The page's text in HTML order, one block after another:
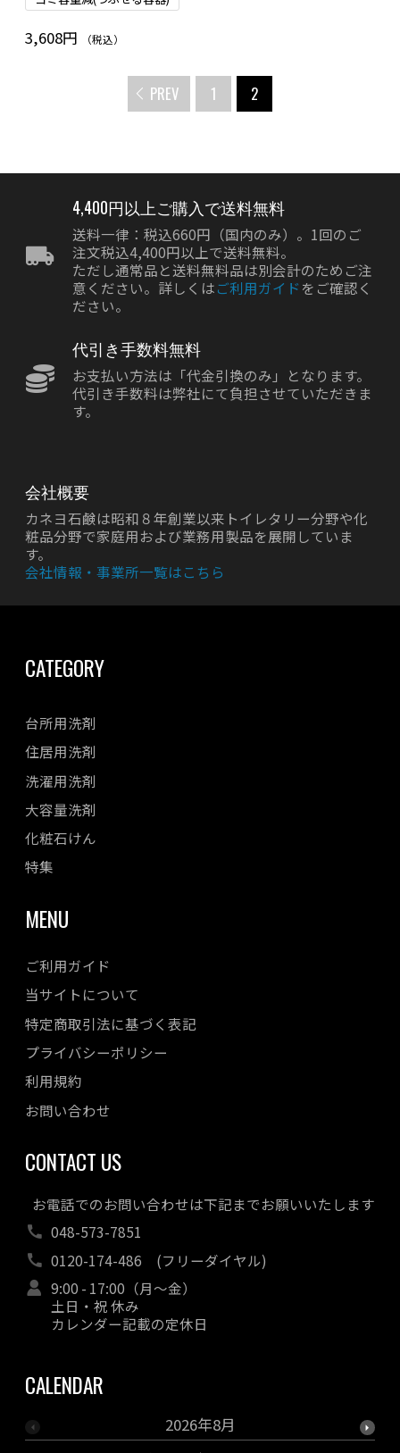
3,608円 （税込）
PREV 1 2
4,400円以上ご購入で送料無料
送料一律：税込660円（国内のみ）。1回のご
注文税込4,400円以上で送料無料。
ただし通常品と送料無料品は別会計のためご注
意ください。詳しくはご利用ガイド をご確認く
ださい。
代引き手数料無料
お支払い方法は「代金引換のみ」となります。
代引き手数料は弊社にて負担させていただきま
す。
会社概要
カネヨ石鹸は昭和８年創業以来トイレタリー分野や化
粧品分野で家庭用および業務用製品を展開していま
す。
会社情報・事業所一覧はこちら
CATEGORY
台所用洗剤
住居用洗剤
洗濯用洗剤
大容量洗剤
化粧石けん
特集
MENU
ご利用ガイド
当サイトについて
特定商取引法に基づく表記
プライバシーポリシー
利用規約
お問い合わせ
CONTACT US
お電話でのお問い合わせは下記までお願いいたします
048-573-7851
0120-174-486 (フリーダイヤル)
9:00 - 17:00（月～金）
土日・祝 休み
カレンダー記載の定休日
CALENDAR
2026年8月